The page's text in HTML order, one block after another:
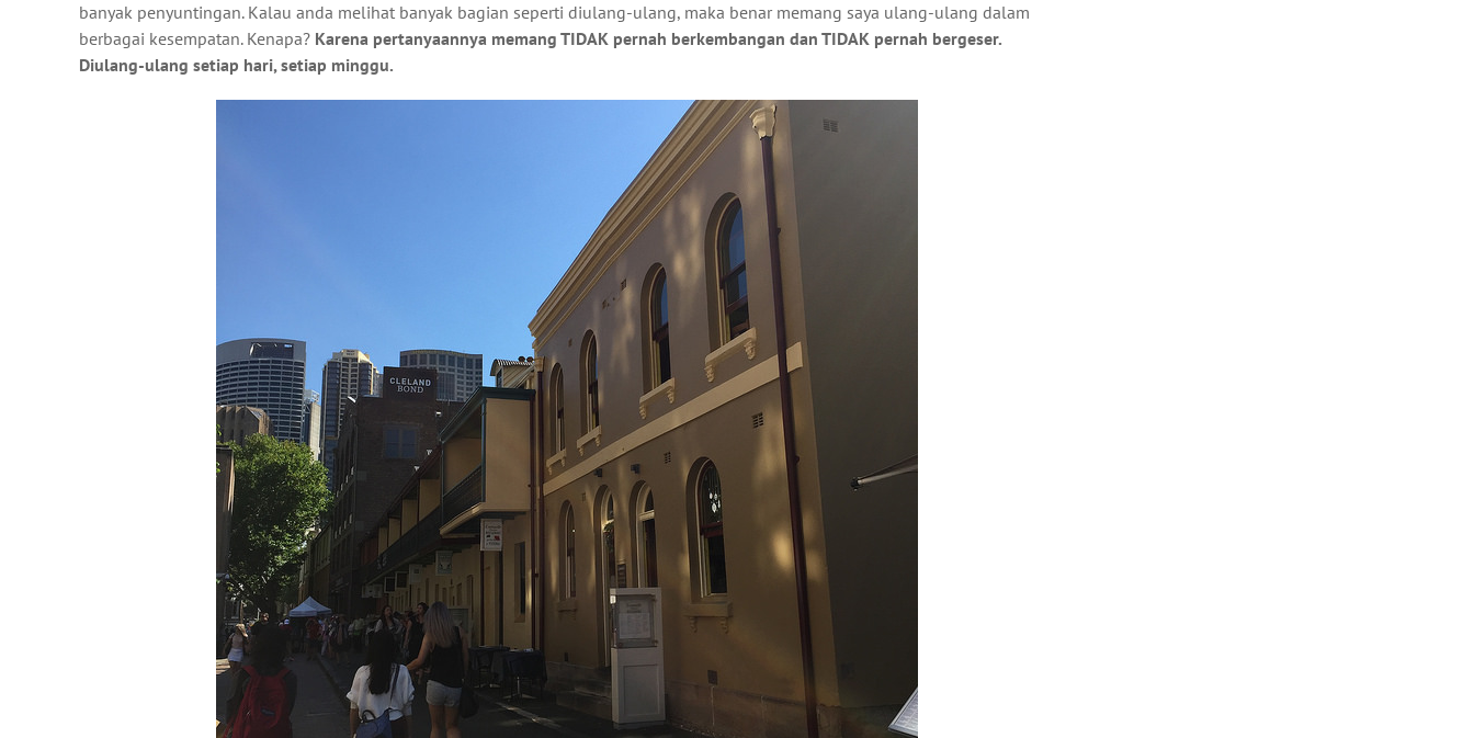
banyak penyuntingan. Kalau anda melihat banyak bagian seperti diulang-ulang, maka benar memang saya ulang-ulang dalam
berbagai kesempatan. Kenapa? Karena pertanyaannya memang TIDAK pernah berkembangan dan TIDAK pernah bergeser.
Diulang-ulang setiap hari, setiap minggu.